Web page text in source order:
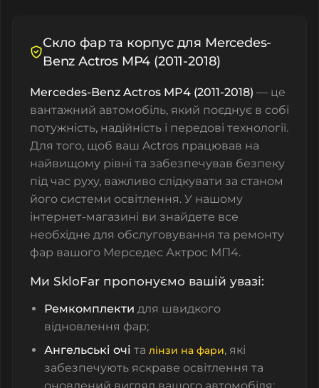
Скло фар та корпус для Mercedes-
Benz Actros MP4 (2011-2018)
Mercedes-Benz Actros MP4 (2011-2018) — це
вантажний автомобіль, який поєднує в собі
потужність, надійність і передові технології.
Для того, щоб ваш Actros працював на
найвищому рівні та забезпечував безпеку
під час руху, важливо слідкувати за станом
його системи освітлення. У нашому
інтернет-магазині ви знайдете все
необхідне для обслуговування та ремонту
фар вашого Мерседес Актрос МП4.
Ми SkloFar пропонуємо вашій увазі:
Ремкомплекти для швидкого
відновлення фар;
Ангельські очі та лінзи на фари, які
забезпечують яскраве освітлення та